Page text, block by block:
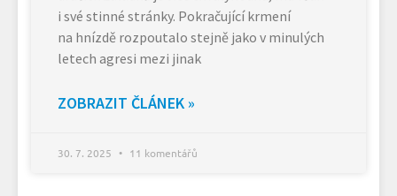
i své stinné stránky. Pokračující krmení
na hnízdě rozpoutalo stejně jako v minulých
letech agresi mezi jinak
ZOBRAZIT ČLÁNEK »
30. 7. 2025 11 komentářů